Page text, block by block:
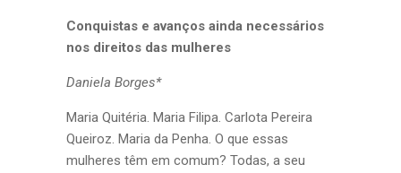
Conquistas e avanços ainda necessários
nos direitos das mulheres
Daniela Borges*
Maria Quitéria. Maria Filipa. Carlota Pereira
Queiroz. Maria da Penha. O que essas
mulheres têm em comum? Todas, a seu